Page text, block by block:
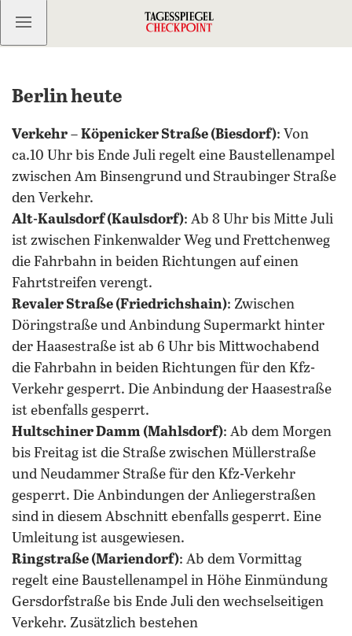
Kostenlos anmelden
Berlin heute
Verkehr – Köpenicker Straße (Biesdorf): Von
ca.10 Uhr bis Ende Juli regelt eine Baustellenampel
zwischen Am Binsengrund und Straubinger Straße
den Verkehr.
Alt-Kaulsdorf (Kaulsdorf): Ab 8 Uhr bis Mitte Juli
ist zwischen Finkenwalder Weg und Frettchenweg
die Fahrbahn in beiden Richtungen auf einen
Fahrtstreifen verengt.
Revaler Straße (Friedrichshain): Zwischen
Döringstraße und Anbindung Supermarkt hinter
der Haasestraße ist ab 6 Uhr bis Mittwochabend
die Fahrbahn in beiden Richtungen für den Kfz-
Verkehr gesperrt. Die Anbindung der Haasestraße
ist ebenfalls gesperrt.
Hultschiner Damm (Mahlsdorf): Ab dem Morgen
bis Freitag ist die Straße zwischen Müllerstraße
und Neudammer Straße für den Kfz-Verkehr
gesperrt. Die Anbindungen der Anliegerstraßen
sind in diesem Abschnitt ebenfalls gesperrt. Eine
Umleitung ist ausgewiesen.
Ringstraße (Mariendorf): Ab dem Vormittag
regelt eine Baustellenampel in Höhe Einmündung
Gersdorfstraße bis Ende Juli den wechselseitigen
Verkehr. Zusätzlich bestehen